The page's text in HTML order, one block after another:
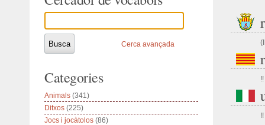
!!
!!
Cerca avançada
Categories
Animals (341)
Ditxos (225)
Jocs i jocàtolos (86)